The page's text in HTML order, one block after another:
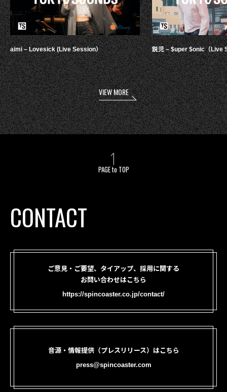
aimi – Lovesick (Live Session） 鋭児 – $uper $onic（Live
VIEW MORE
PAGE to TOP
CONTACT
ご意見・ご要望、タイアップ、採用に関する
お問い合わせはこちら
https://spincoaster.co.jp/contact/
音源・情報提供（プレスリリース）はこちら
press@spincoaster.com